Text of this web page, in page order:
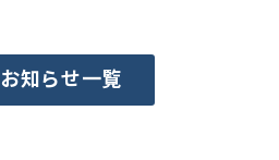
お知らせ一覧